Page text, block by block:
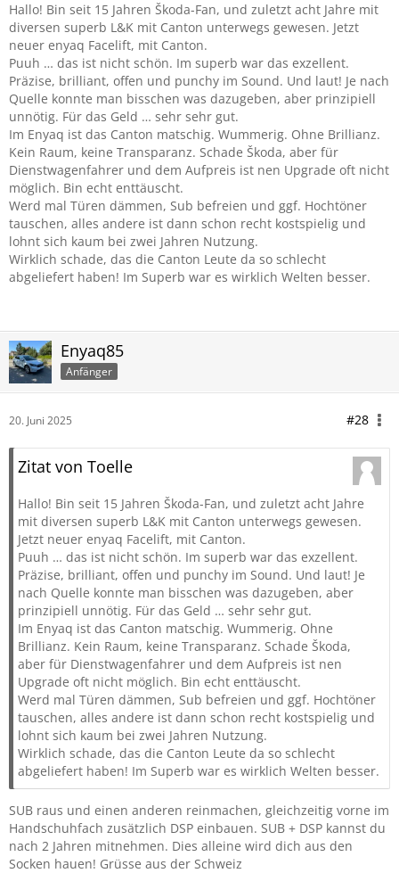
Hallo! Bin seit 15 Jahren Škoda-Fan, und zuletzt acht Jahre mit
diversen superb L&K mit Canton unterwegs gewesen. Jetzt
neuer enyaq Facelift, mit Canton.
Puuh … das ist nicht schön. Im superb war das exzellent.
Präzise, brilliant, offen und punchy im Sound. Und laut! Je nach
Quelle konnte man bisschen was dazugeben, aber prinzipiell
unnötig. Für das Geld … sehr sehr gut.
Im Enyaq ist das Canton matschig. Wummerig. Ohne Brillianz.
Kein Raum, keine Transparanz. Schade Škoda, aber für
Dienstwagenfahrer und dem Aufpreis ist nen Upgrade oft nicht
möglich. Bin echt enttäuscht.
Werd mal Türen dämmen, Sub befreien und ggf. Hochtöner
tauschen, alles andere ist dann schon recht kostspielig und
lohnt sich kaum bei zwei Jahren Nutzung.
Wirklich schade, das die Canton Leute da so schlecht
abgeliefert haben! Im Superb war es wirklich Welten besser.
Enyaq85
Anfänger
20. Juni 2025 #28
Zitat von Toelle
Hallo! Bin seit 15 Jahren Škoda-Fan, und zuletzt acht Jahre
mit diversen superb L&K mit Canton unterwegs gewesen.
Jetzt neuer enyaq Facelift, mit Canton.
Puuh … das ist nicht schön. Im superb war das exzellent.
Präzise, brilliant, offen und punchy im Sound. Und laut! Je
nach Quelle konnte man bisschen was dazugeben, aber
prinzipiell unnötig. Für das Geld … sehr sehr gut.
Im Enyaq ist das Canton matschig. Wummerig. Ohne
Brillianz. Kein Raum, keine Transparanz. Schade Škoda,
aber für Dienstwagenfahrer und dem Aufpreis ist nen
Upgrade oft nicht möglich. Bin echt enttäuscht.
Werd mal Türen dämmen, Sub befreien und ggf. Hochtöner
tauschen, alles andere ist dann schon recht kostspielig und
lohnt sich kaum bei zwei Jahren Nutzung.
Wirklich schade, das die Canton Leute da so schlecht
abgeliefert haben! Im Superb war es wirklich Welten besser.
SUB raus und einen anderen reinmachen, gleichzeitig vorne im
Handschuhfach zusätzlich DSP einbauen. SUB + DSP kannst du
nach 2 Jahren mitnehmen. Dies alleine wird dich aus den
Socken hauen! Grüsse aus der Schweiz